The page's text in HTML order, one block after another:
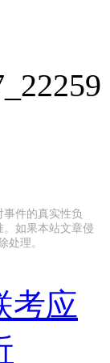
件的真实性负
如果本站文章侵
处理。
考应